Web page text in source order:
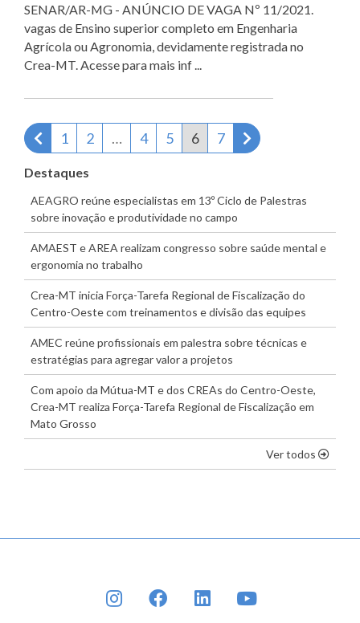
SENAR/AR-MG - ANÚNCIO DE VAGA Nº 11/2021.
vagas de Ensino superior completo em Engenharia
Agrícola ou Agronomia, devidamente registrada no
Crea-MT. Acesse para mais inf ...
Página anterior
1 2 … 4 5 6 7 Próxima página
Destaques
AEAGRO reúne especialistas em 13º Ciclo de Palestras
sobre inovação e produtividade no campo
AMAEST e AREA realizam congresso sobre saúde mental e
ergonomia no trabalho
Crea-MT inicia Força-Tarefa Regional de Fiscalização do
Centro-Oeste com treinamentos e divisão das equipes
AMEC reúne profissionais em palestra sobre técnicas e
estratégias para agregar valor a projetos
Com apoio da Mútua-MT e dos CREAs do Centro-Oeste,
Crea-MT realiza Força-Tarefa Regional de Fiscalização em
Mato Grosso
Ver todos os
INSTAGRAMFACEBOOKLINKEDIN